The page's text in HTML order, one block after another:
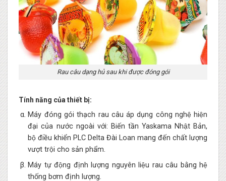
Rau câu dạng hủ sau khi được đóng gói
Tính năng của thiết bị:
Máy đóng gói thạch rau câu áp dụng công nghệ hiện
đại của nước ngoài với: Biến tần Yaskama Nhật Bản,
bộ điều khiển PLC Delta Đài Loan mang đến chất lượng
vượt trội cho sản phẩm.
Máy tự động định lượng nguyên liệu rau câu bằng hệ
thống bơm định lượng.